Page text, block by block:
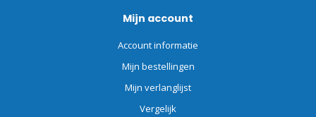
Mijn account
Account informatie
Mijn bestellingen
Mijn verlanglijst
Vergelijk